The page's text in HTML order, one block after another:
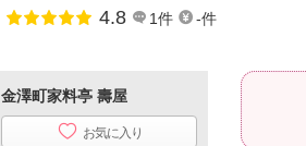
点数
4.8 1件 -件
金澤町家料亭 壽屋
お気に入り